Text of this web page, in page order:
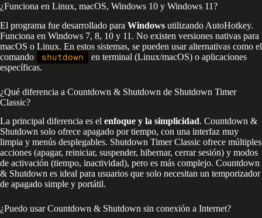
¿Funciona en Linux, macOS, Windows 10 y Windows 11?
El programa fue desarrollado para Windows utilizando AutoHotkey.
Funciona en Windows 7, 8, 10 y 11. No existen versiones nativas para
macOS o Linux. En estos sistemas, se pueden usar alternativas como el
comando
shutdown
en terminal (Linux/macOS) o aplicaciones
específicas.
¿Qué diferencia a Countdown & Shutdown de Shutdown Timer
Classic?
La principal diferencia es el enfoque y la simplicidad. Countdown &
Shutdown solo ofrece apagado por tiempo, con una interfaz muy
limpia y menús desplegables. Shutdown Timer Classic ofrece múltiples
acciones (apagar, reiniciar, suspender, hibernar, cerrar sesión) y modos
de activación (tiempo, inactividad), pero es más complejo. Countdown
& Shutdown es ideal para usuarios que solo necesitan un temporizador
de apagado simple y portátil.
¿Puedo usar Countdown & Shutdown sin conexión a Internet?